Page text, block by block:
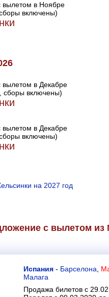
вылетом в Ноябре
включены)
вылетом в Декабре
сборы включены)
вылетом в Декабре
включены)
на 2027 год
с вылетом
Испания - Барселона
Малага
Продажа билетов с